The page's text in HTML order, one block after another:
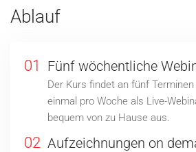
Ablauf
01 Fünf wöchentliche
Der Kurs findet an fünf
einmal pro Woche als Live-
bequem von zu Hause aus.
02 Aufzeichnungen on